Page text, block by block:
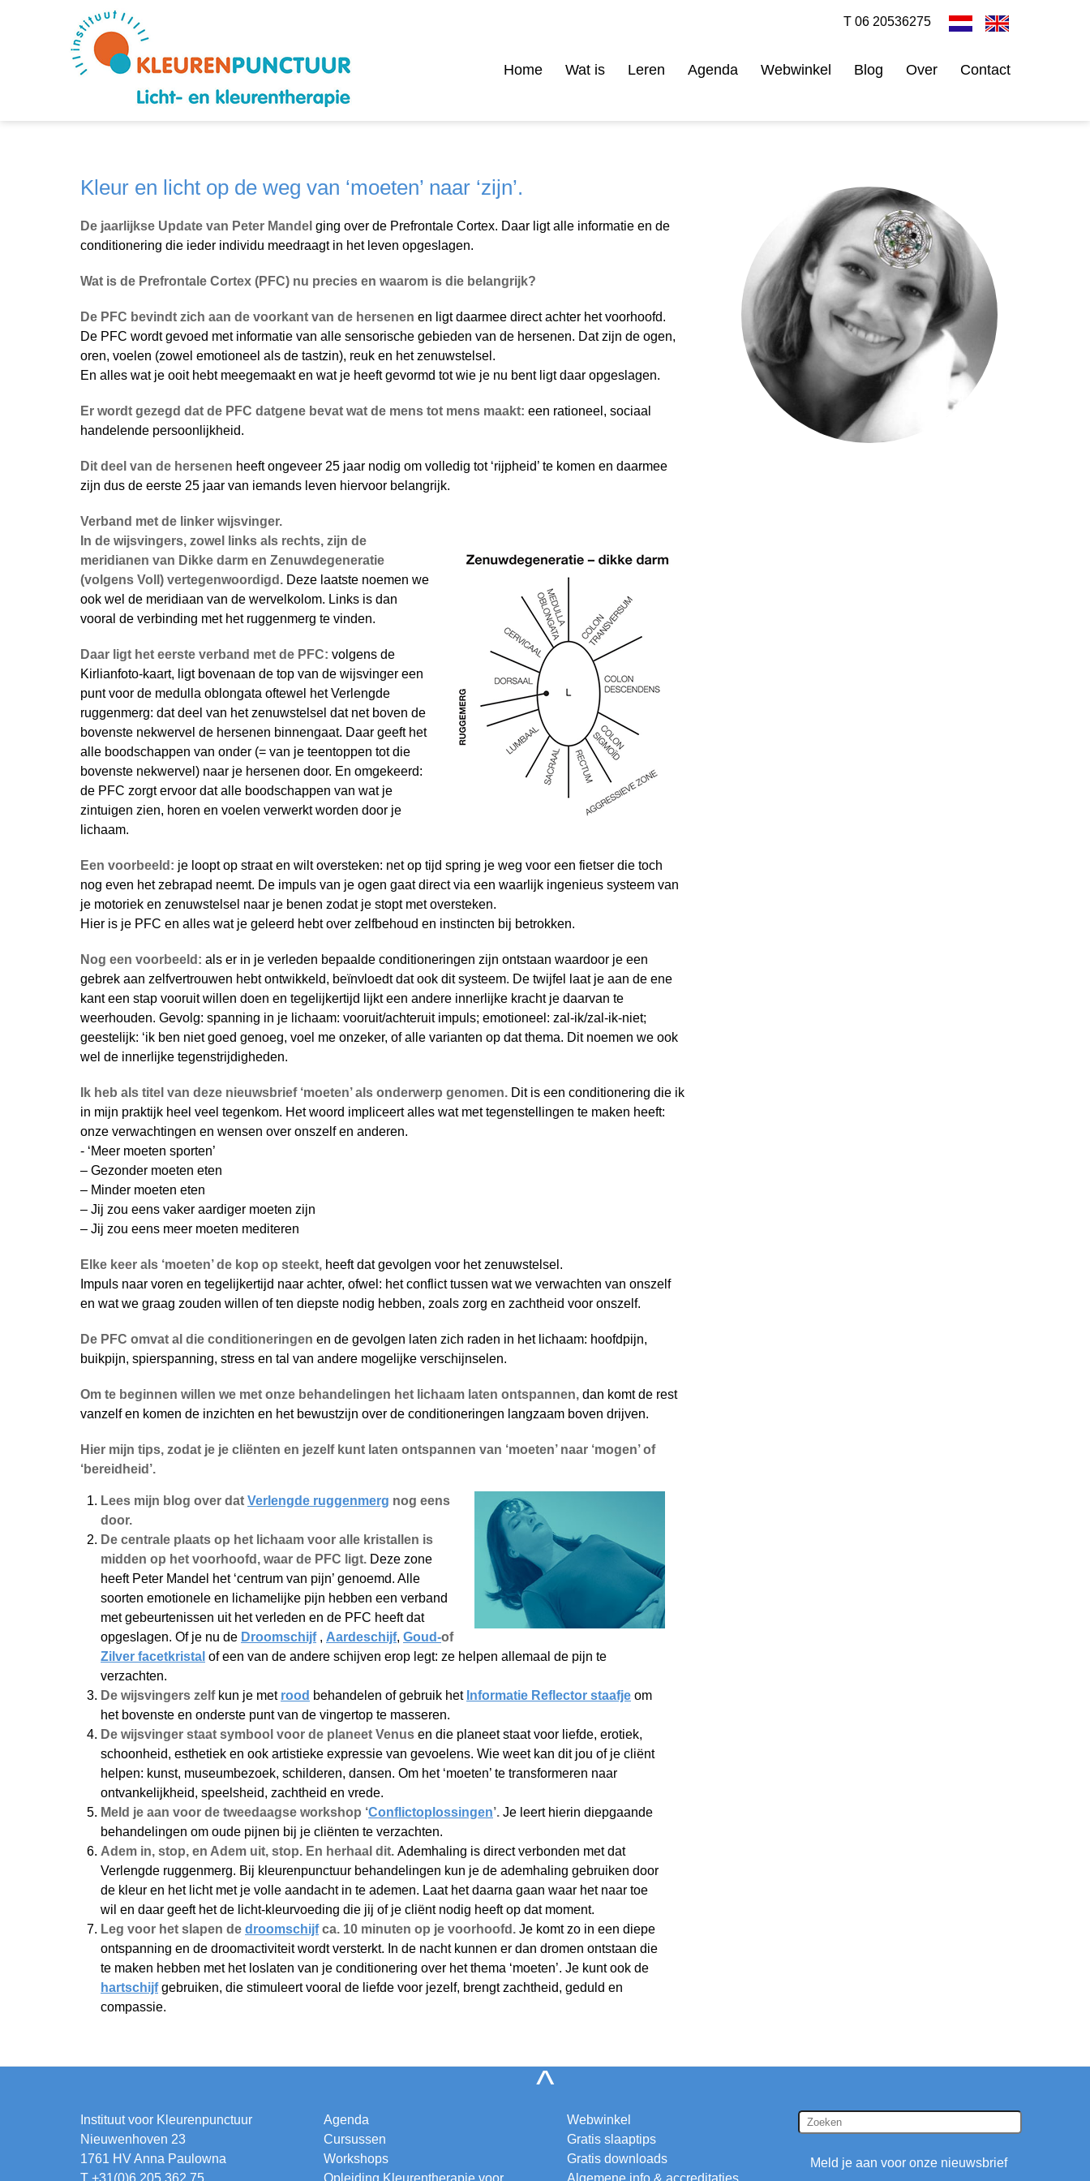
T 06 20536275
Home Wat is Leren Agenda Webwinkel Blog Over Contact
Kleur en licht op de weg van ‘moeten’ naar ‘zijn’.
De jaarlijkse Update van Peter Mandel ging over de Prefrontale Cortex. Daar ligt alle informatie en de
conditionering die ieder individu meedraagt in het leven opgeslagen.
Wat is de Prefrontale Cortex (PFC) nu precies en waarom is die belangrijk?
De PFC bevindt zich aan de voorkant van de hersenen en ligt daarmee direct achter het voorhoofd.
De PFC wordt gevoed met informatie van alle sensorische gebieden van de hersenen. Dat zijn de ogen,
oren, voelen (zowel emotioneel als de tastzin), reuk en het zenuwstelsel.
En alles wat je ooit hebt meegemaakt en wat je heeft gevormd tot wie je nu bent ligt daar opgeslagen.
Er wordt gezegd dat de PFC datgene bevat wat de mens tot mens maakt: een rationeel, sociaal
handelende persoonlijkheid.
Dit deel van de hersenen heeft ongeveer 25 jaar nodig om volledig tot ‘rijpheid’ te komen en daarmee
zijn dus de eerste 25 jaar van iemands leven hiervoor belangrijk.
Verband met de linker wijsvinger.
In de wijsvingers, zowel links als rechts, zijn de
meridianen van Dikke darm en Zenuwdegeneratie
(volgens Voll) vertegenwoordigd. Deze laatste noemen we
ook wel de meridiaan van de wervelkolom. Links is dan
vooral de verbinding met het ruggenmerg te vinden.
Daar ligt het eerste verband met de PFC: volgens de
Kirlianfoto-kaart, ligt bovenaan de top van de wijsvinger een
punt voor de medulla oblongata oftewel het Verlengde
ruggenmerg: dat deel van het zenuwstelsel dat net boven de
bovenste nekwervel de hersenen binnengaat. Daar geeft het
alle boodschappen van onder (= van je teentoppen tot die
bovenste nekwervel) naar je hersenen door. En omgekeerd:
de PFC zorgt ervoor dat alle boodschappen van wat je
zintuigen zien, horen en voelen verwerkt worden door je
lichaam.
Een voorbeeld: je loopt op straat en wilt oversteken: net op tijd spring je weg voor een fietser die toch
nog even het zebrapad neemt. De impuls van je ogen gaat direct via een waarlijk ingenieus systeem van
je motoriek en zenuwstelsel naar je benen zodat je stopt met oversteken.
Hier is je PFC en alles wat je geleerd hebt over zelfbehoud en instincten bij betrokken.
Nog een voorbeeld: als er in je verleden bepaalde conditioneringen zijn ontstaan waardoor je een
gebrek aan zelfvertrouwen hebt ontwikkeld, beïnvloedt dat ook dit systeem. De twijfel laat je aan de ene
kant een stap vooruit willen doen en tegelijkertijd lijkt een andere innerlijke kracht je daarvan te
weerhouden. Gevolg: spanning in je lichaam: vooruit/achteruit impuls; emotioneel: zal-ik/zal-ik-niet;
geestelijk: ‘ik ben niet goed genoeg, voel me onzeker, of alle varianten op dat thema. Dit noemen we ook
wel de innerlijke tegenstrijdigheden.
Ik heb als titel van deze nieuwsbrief ‘moeten’ als onderwerp genomen. Dit is een conditionering die ik
in mijn praktijk heel veel tegenkom. Het woord impliceert alles wat met tegenstellingen te maken heeft:
onze verwachtingen en wensen over onszelf en anderen.
- ‘Meer moeten sporten’
– Gezonder moeten eten
– Minder moeten eten
– Jij zou eens vaker aardiger moeten zijn
– Jij zou eens meer moeten mediteren
Elke keer als ‘moeten’ de kop op steekt, heeft dat gevolgen voor het zenuwstelsel.
Impuls naar voren en tegelijkertijd naar achter, ofwel: het conflict tussen wat we verwachten van onszelf
en wat we graag zouden willen of ten diepste nodig hebben, zoals zorg en zachtheid voor onszelf.
De PFC omvat al die conditioneringen en de gevolgen laten zich raden in het lichaam: hoofdpijn,
buikpijn, spierspanning, stress en tal van andere mogelijke verschijnselen.
Om te beginnen willen we met onze behandelingen het lichaam laten ontspannen, dan komt de rest
vanzelf en komen de inzichten en het bewustzijn over de conditioneringen langzaam boven drijven.
Hier mijn tips, zodat je je cliënten en jezelf kunt laten ontspannen van ‘moeten’ naar ‘mogen’ of
‘bereidheid’.
Lees mijn blog over dat Verlengde ruggenmerg nog eens
door.
De centrale plaats op het lichaam voor alle kristallen is
midden op het voorhoofd, waar de PFC ligt. Deze zone
heeft Peter Mandel het ‘centrum van pijn’ genoemd. Alle
soorten emotionele en lichamelijke pijn hebben een verband
met gebeurtenissen uit het verleden en de PFC heeft dat
opgeslagen. Of je nu de Droomschijf , Aardeschijf, Goud-of
Zilver facetkristal of een van de andere schijven erop legt: ze helpen allemaal de pijn te
verzachten.
De wijsvingers zelf kun je met rood behandelen of gebruik het Informatie Reflector staafje om
het bovenste en onderste punt van de vingertop te masseren.
De wijsvinger staat symbool voor de planeet Venus en die planeet staat voor liefde, erotiek,
schoonheid, esthetiek en ook artistieke expressie van gevoelens. Wie weet kan dit jou of je cliënt
helpen: kunst, museumbezoek, schilderen, dansen. Om het ‘moeten’ te transformeren naar
ontvankelijkheid, speelsheid, zachtheid en vrede.
Meld je aan voor de tweedaagse workshop ‘Conflictoplossingen’. Je leert hierin diepgaande
behandelingen om oude pijnen bij je cliënten te verzachten.
Adem in, stop, en Adem uit, stop. En herhaal dit. Ademhaling is direct verbonden met dat
Verlengde ruggenmerg. Bij kleurenpunctuur behandelingen kun je de ademhaling gebruiken door
de kleur en het licht met je volle aandacht in te ademen. Laat het daarna gaan waar het naar toe
wil en daar geeft het de licht-kleurvoeding die jij of je cliënt nodig heeft op dat moment.
Leg voor het slapen de droomschijfca. 10 minuten op je voorhoofd. Je komt zo in een diepe
ontspanning en de droomactiviteit wordt versterkt. In de nacht kunnen er dan dromen ontstaan die
te maken hebben met het loslaten van je conditionering over het thema ‘moeten’. Je kunt ook de
hartschijfgebruiken, die stimuleert vooral de liefde voor jezelf, brengt zachtheid, geduld en
compassie.
^
Instituut voor Kleurenpunctuur
Nieuwenhoven 23
1761 HV Anna Paulowna
T +31(0)6 205 362 75
Agenda
Cursussen
Workshops
Opleiding Kleurentherapie voor
Webwinkel
Gratis slaaptips
Gratis downloads
Algemene info & accreditaties
Meld je aan voor onze nieuwsbrief